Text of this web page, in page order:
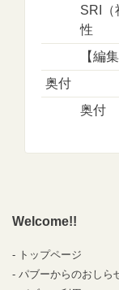
SRI（
性
【編
奥付
奥付
Welcome!!
トップページ
パブーからのおしら